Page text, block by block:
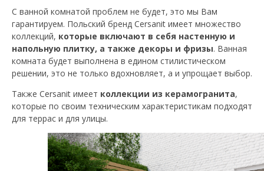
С ванной комнатой проблем не будет, это мы Вам
гарантируем. Польский бренд Cersanit имеет множество
коллекций, которые включают в себя настенную и
напольную плитку, а также декоры и фризы. Ванная
комната будет выполнена в едином стилистическом
решении, это не только вдохновляет, а и упрощает выбор.
Также Cersanit имеет коллекции из керамогранита,
которые по своим техническим характеристикам подходят
для террас и для улицы.